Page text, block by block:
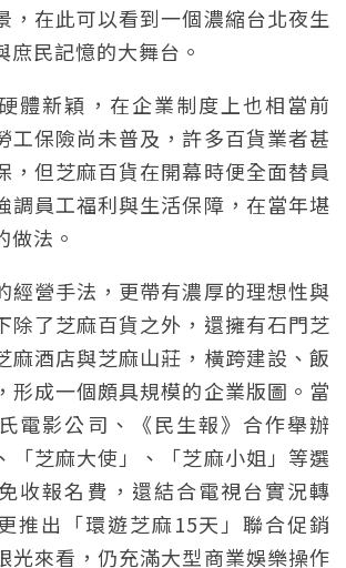
，在此可以看到一個濃縮台北夜生
庶民記憶的大舞台。
體新穎，在企業制度上也相當前
工保險尚未普及，許多百貨業者甚
，但芝麻百貨在開幕時便全面替員
調員工福利與生活保障，在當年堪
做法。
經營手法，更帶有濃厚的理想性與
除了芝麻百貨之外，還擁有石門芝
麻酒店與芝麻山莊，橫跨建設、飯
形成一個頗具規模的企業版圖。當
電影公司、《民生報》合作舉辦
「芝麻大使」、「芝麻小姐」等選
收報名費，還結合電視台實況轉
推出「環遊芝麻15天」聯合促銷
光來看，仍充滿大型商業娛樂操作